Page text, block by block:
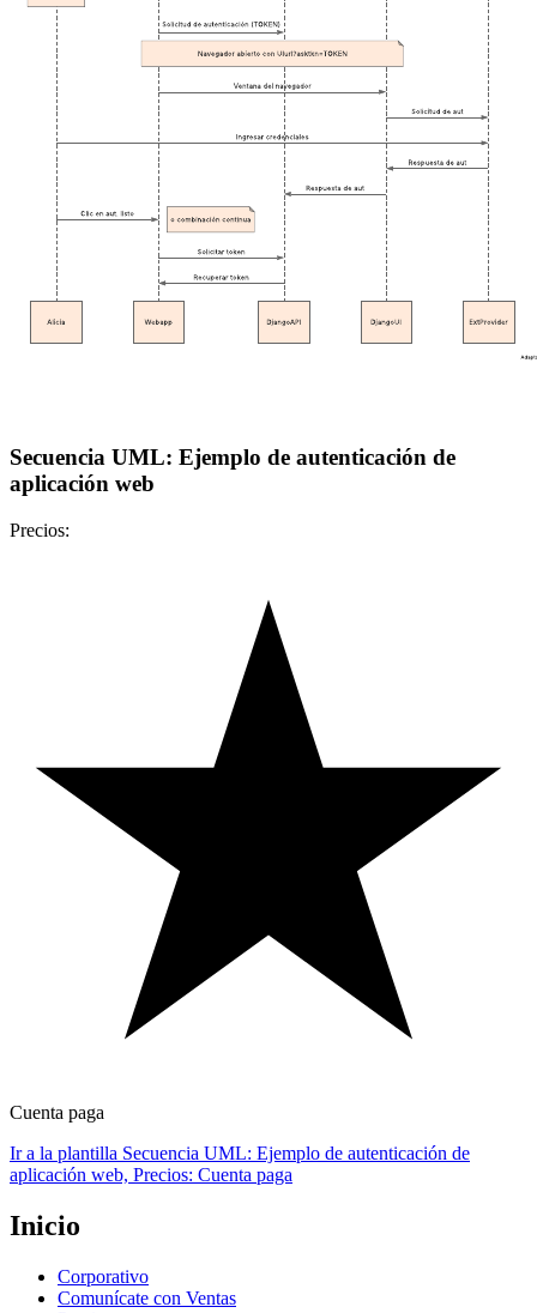
Secuencia UML: Ejemplo de autenticación de
aplicación web
Precios:
Cuenta paga
Ir a la plantilla Secuencia UML: Ejemplo de autenticación de
aplicación web, Precios: Cuenta paga
Inicio
Corporativo
Comunícate con Ventas